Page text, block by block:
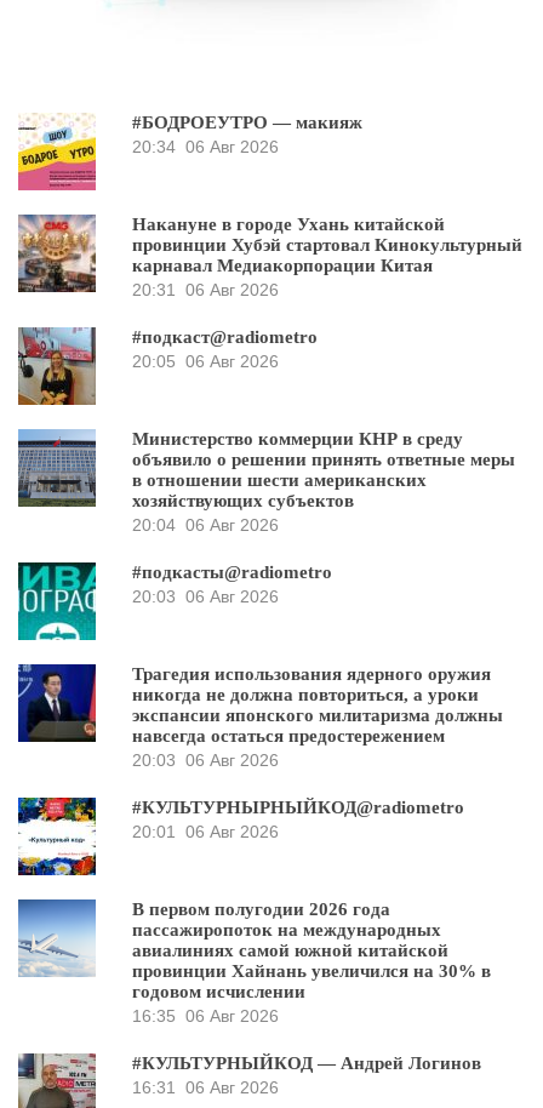
#БОДРОЕУТРО — макияж
20:34 06 Авг 2026
Накануне в городе Ухань китайской
провинции Хубэй стартовал Кинокультурный
карнавал Медиакорпорации Китая
20:31
06 Авг 2026
#подкаст@radiometro
20:05 06 Авг 2026
Министерство коммерции КНР в среду
объявило о решении принять ответные меры
в отношении шести американских
хозяйствующих субъектов
20:04 06 Авг 2026
#подкасты@radiometro
20:03 06 Авг 2026
Трагедия использования ядерного оружия
никогда не должна повториться, а уроки
экспансии японского милитаризма должны
навсегда остаться предостережением
20:03 06 Авг 2026
#КУЛЬТУРНЫРНЫЙКОД@radiometro
20:01
06 Авг 2026
В первом полугодии 2026 года
пассажиропоток на международных
авиалиниях самой южной китайской
провинции Хайнань увеличился на 30% в
годовом исчислении
16:35 06 Авг 2026
#КУЛЬТУРНЫЙКОД — Андрей Логинов
16:31
06 Авг 2026